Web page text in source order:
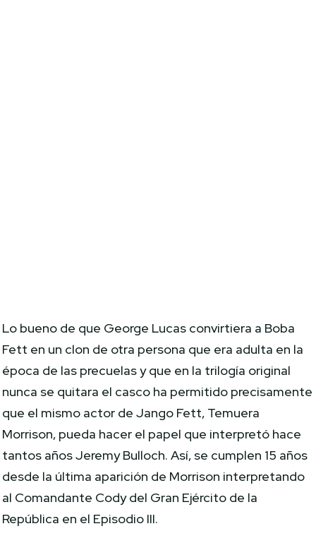
Lo bueno de que George Lucas convirtiera a Boba
Fett en un clon de otra persona que era adulta en la
época de las precuelas y que en la trilogía original
nunca se quitara el casco ha permitido precisamente
que el mismo actor de Jango Fett, Temuera
Morrison, pueda hacer el papel que interpretó hace
tantos años Jeremy Bulloch. Así, se cumplen 15 años
desde la última aparición de Morrison interpretando
al Comandante Cody del Gran Ejército de la
República en el Episodio III.